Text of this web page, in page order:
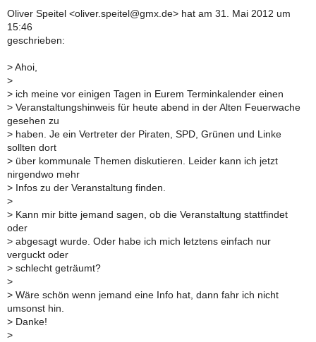
Oliver Speitel <oliver.speitel@gmx.de> hat am 31. Mai 2012 um
15:46
geschrieben:
> Ahoi,
>
> ich meine vor einigen Tagen in Eurem Terminkalender einen
> Veranstaltungshinweis für heute abend in der Alten Feuerwache
gesehen zu
> haben. Je ein Vertreter der Piraten, SPD, Grünen und Linke
sollten dort
> über kommunale Themen diskutieren. Leider kann ich jetzt
nirgendwo mehr
> Infos zu der Veranstaltung finden.
>
> Kann mir bitte jemand sagen, ob die Veranstaltung stattfindet
oder
> abgesagt wurde. Oder habe ich mich letztens einfach nur
verguckt oder
> schlecht geträumt?
>
> Wäre schön wenn jemand eine Info hat, dann fahr ich nicht
umsonst hin.
> Danke!
>